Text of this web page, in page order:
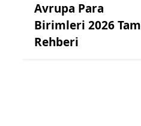
Avrupa Para
Birimleri 2026 Tam
Rehberi